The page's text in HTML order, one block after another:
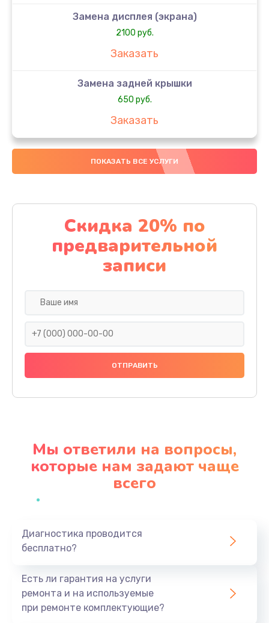
Замена дисплея (экрана)
2100 руб.
Заказать
Замена задней крышки
650 руб.
Заказать
Замена аккумулятора
4000 руб.
Замена материнской платы
1100 руб.
Заказать
Замена праймера
1000 руб.
Заказать
Профилактическая чистка
Заказать
ПОКАЗАТЬ ВСЕ УСЛУГИ
Скидка 20% по
предварительной
записи
Мы ответили на вопросы,
которые нам задают чаще
всего
Диагностика проводится
бесплатно?
Есть ли гарантия на услуги
ремонта и на используемые
при ремонте комплектующие?